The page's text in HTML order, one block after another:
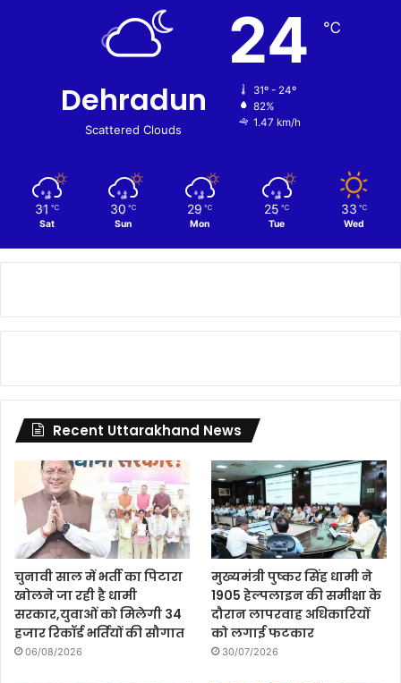
Dehradun
Scattered Clouds
24 ℃
31º - 24º
82%
1.47 km/h
31 ℃
Sat
30 ℃
Sun
29 ℃
Mon
25 ℃
Tue
33 ℃
Wed
Recent Uttarakhand News
चुनावी साल में भर्ती का पिटारा
खोलने जा रही है धामी
सरकार,युवाओं को मिलेगी 34
हजार रिकॉर्ड भर्तियों की सौगात
06/08/2026
मुख्यमंत्री पुष्कर सिंह धामी ने
1905 हेल्पलाइन की समीक्षा के
दौरान लापरवाह अधिकारियों
को लगाई फटकार
30/07/2026